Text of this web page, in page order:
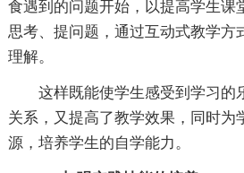
食遇到的问题开始，以提高学生课
思考、提问题，通过互动式教学方
理解。
这样既能使学生感受到学习的
关系，又提高了教学效果，同时为
源，培养学生的自学能力。